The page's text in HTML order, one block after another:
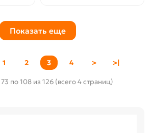
Показать еще
1 2 3 4 > >|
по 108 из 126 (всего 4 страниц)